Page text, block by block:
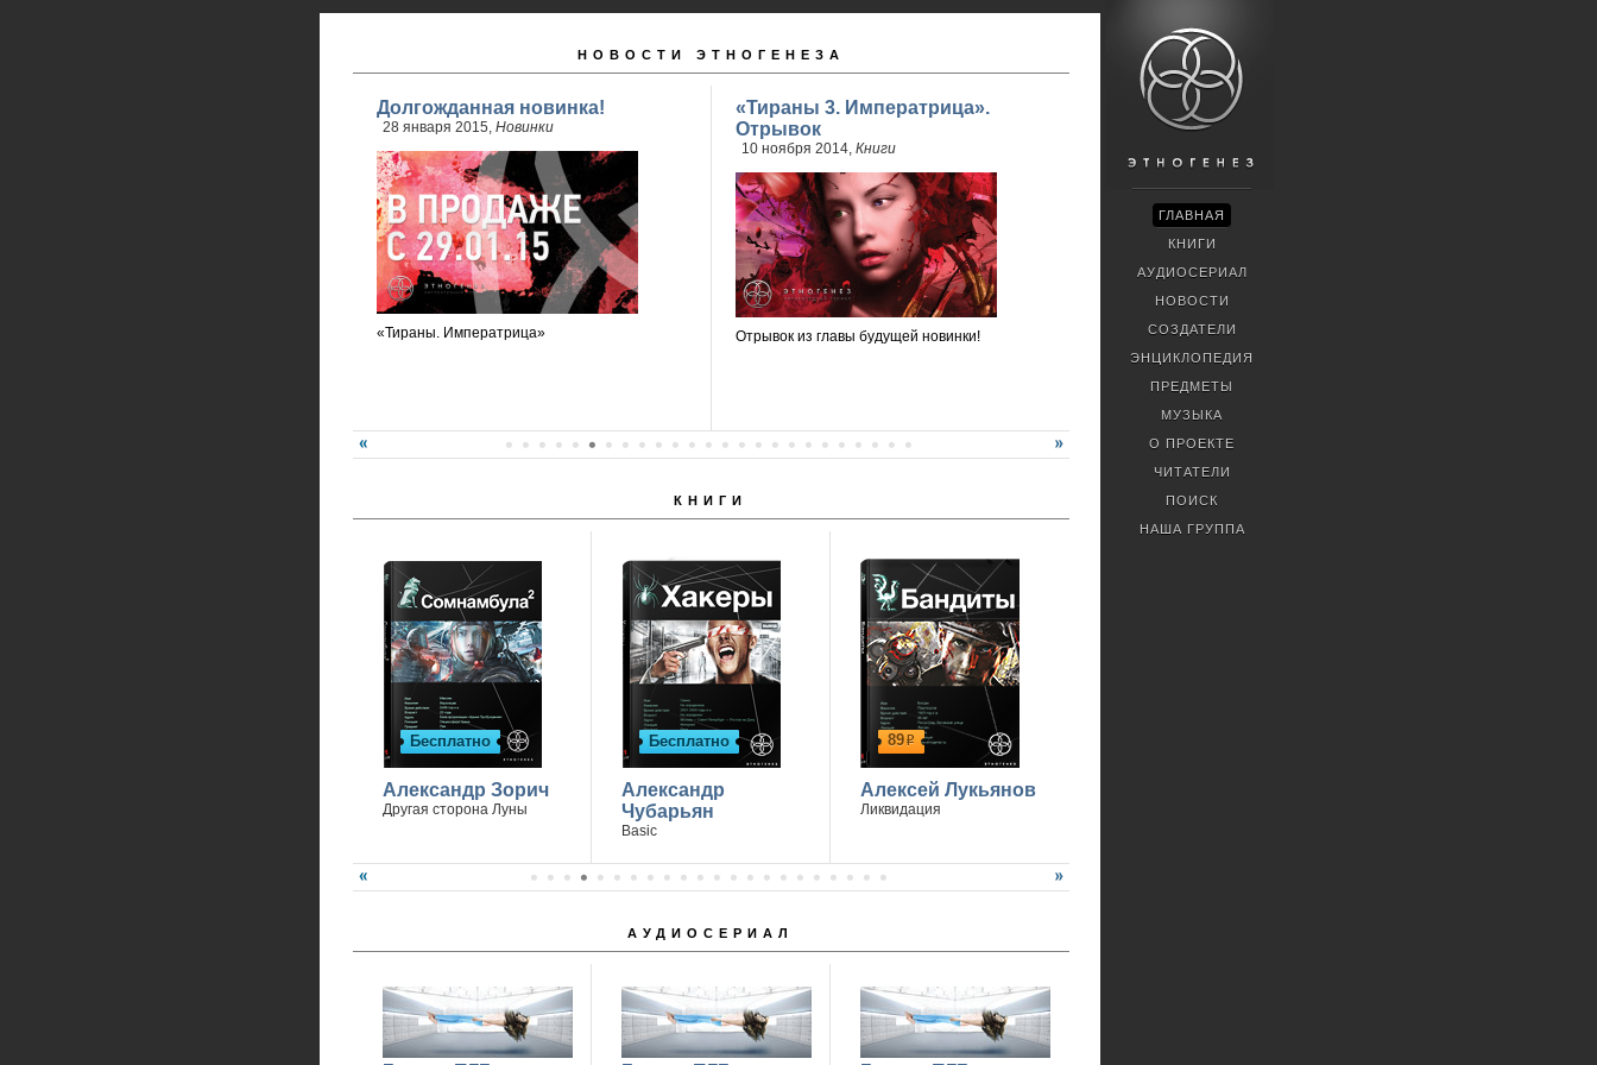
НОВОСТИ ЭТНОГЕНЕЗА
Долгожданная новинка!
28 января 2015, Новинки
«Тираны. Императрица»
«Тираны 3. Императрица».
Отрывок
10 ноября 2014, Книги
Отрывок из главы будущей новинки!
КНИГИ
Бесплатно
Александр Зорич
Другая сторона Луны
Бесплатно
Александр
Чубарьян
Basic
89р
Алексей Лукьянов
Ликвидация
АУДИОСЕРИАЛ
ГЛАВНАЯ
КНИГИ
АУДИОСЕРИАЛ
НОВОСТИ
СОЗДАТЕЛИ
ЭНЦИКЛОПЕДИЯ
ПРЕДМЕТЫ
МУЗЫКА
О ПРОЕКТЕ
ЧИТАТЕЛИ
ПОИСК
НАША ГРУППА